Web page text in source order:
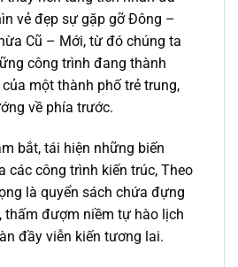
vẻ đẹp sự gặp gỡ Đông –
Cũ – Mới, từ đó chúng ta
công trình đang thành
một thành phố trẻ trung,
về phía trước.
bắt, tái hiện những biến
các công trình kiến trúc, Theo
là quyển sách chứa đựng
thấm đượm niềm tự hào lịch
đầy viễn kiến tương lai.